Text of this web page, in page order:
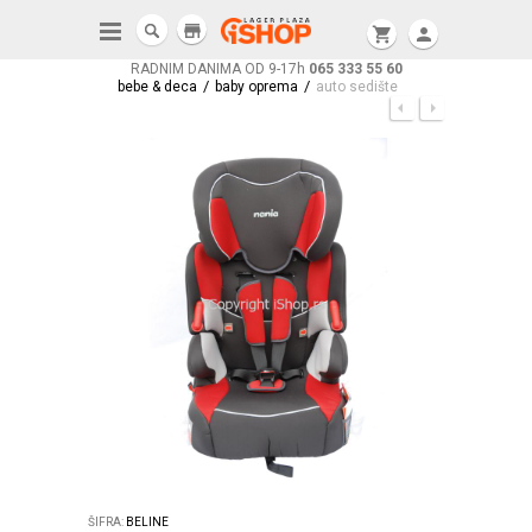
RADNIM DANIMA OD 9-17h 065 333 55 60
shopping_cart person
store
bebe & deca / baby oprema / auto sedište
ŠIFRA: BELINE